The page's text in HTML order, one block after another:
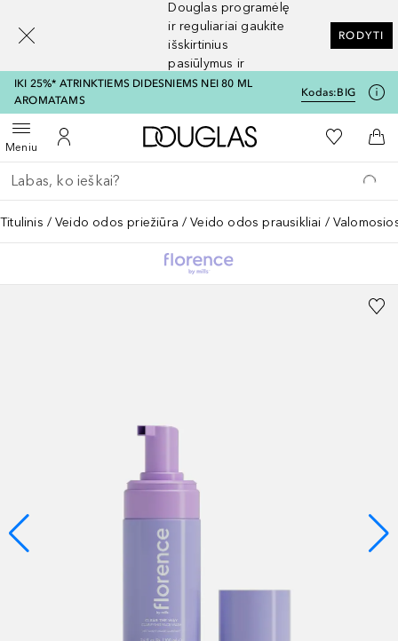
Douglas programėlę
ir reguliariai gaukite
išskirtinius
pasiūlymus ir
nuolaidas
RODYTI
IKI 25%* ATRINKTIEMS DIDESNIEMS NEI 80 ML
AROMATAMS
Kodas:BIG
MeniuAtidaryti meniuĮ mano paskyrą
Į Douglas pagrindinį
Į mano
Į
Grįžk atgal
Vykdykite paiešką
Titulinis Veido odos priežiūra Veido odos prausikliai
[navigation.slideout.screenreader]